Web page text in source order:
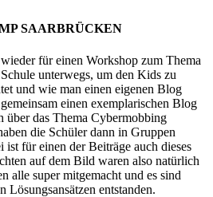
SAARBRÜCKEN
für einen Workshop zum Thema
unterwegs, um den Kids zu
und wie man einen eigenen Blog
einen exemplarischen Blog
über das Thema Cybermobbing
die Schüler dann in Gruppen
ist für einen der Beiträge auch dieses
auf dem Bild waren also natürlich
alle super mitgemacht und es sind
Lösungsansätzen entstanden.